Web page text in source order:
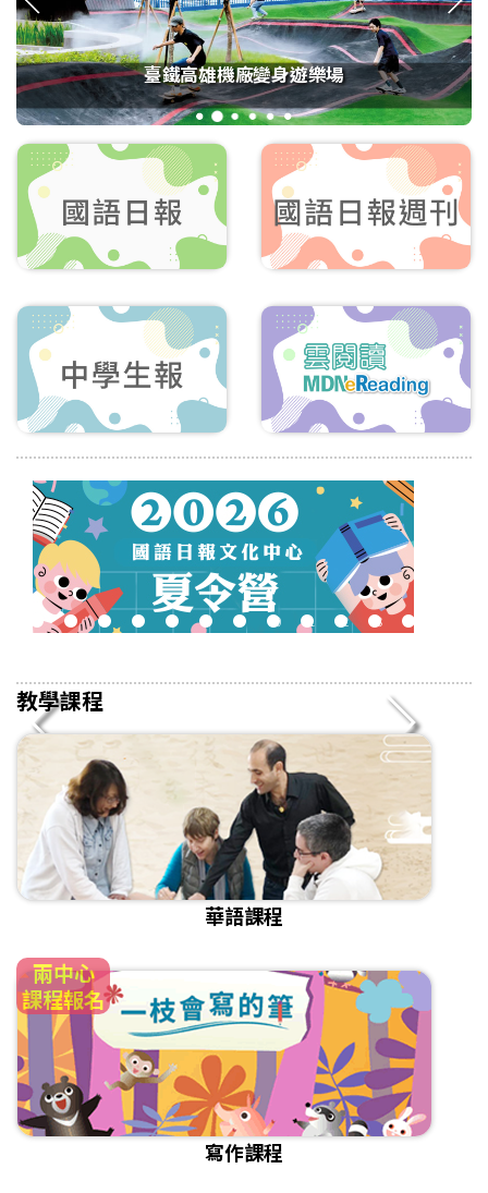
兩中心
課程報名
臺鐵高雄機廠變身遊樂場
1 3 4 5 6
4 5 6 7 8 9 10 11 12 13 14
教學課程
華語課程
寫作課程